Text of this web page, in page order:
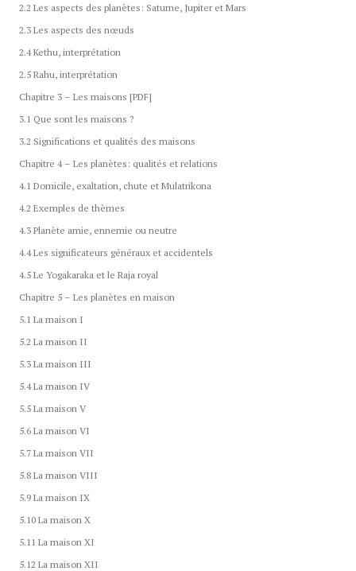
2.2 Les aspects des planètes: Saturne, Jupiter et Mars
2.3 Les aspects des nœuds
2.4 Kethu, interprétation
2.5 Rahu, interprétation
Chapitre 3 – Les maisons [PDF]
3.1 Que sont les maisons ?
3.2 Significations et qualités des maisons
Chapitre 4 – Les planètes: qualités et relations
4.1 Domicile, exaltation, chute et Mulatrikona
4.2 Exemples de thèmes
4.3 Planète amie, ennemie ou neutre
4.4 Les significateurs généraux et accidentels
4.5 Le Yogakaraka et le Raja royal
Chapitre 5 – Les planètes en maison
5.1 La maison I
5.2 La maison II
5.3 La maison III
5.4 La maison IV
5.5 La maison V
5.6 La maison VI
5.7 La maison VII
5.8 La maison VIII
5.9 La maison IX
5.10 La maison X
5.11 La maison XI
5.12 La maison XII